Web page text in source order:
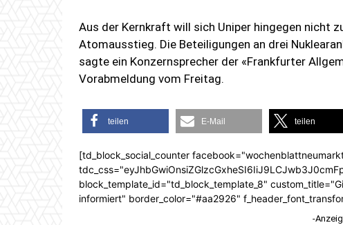
Aus der Kernkraft will sich Uniper hingegen nicht
Atomausstieg. Die Beteiligungen an drei
sagte ein Konzernsprecher der «Frankfurter
Vorabmeldung vom Freitag.
teilen E-Mail teilen
[td_block_social_counter
block_template_id="td_block_template_8"
informiert" border_color="#aa2926"
-